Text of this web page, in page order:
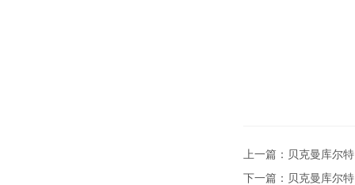
上一篇： 贝克曼库尔
下一篇： 贝克曼库尔